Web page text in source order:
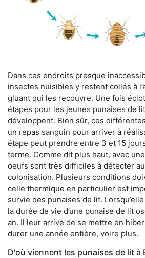
Dans ces endroits presque
insectes nuisibles y restent collés à
gluant qui les recouvre. Une fois
étapes pour les jeunes punaises de
développent. Bien sûr, ces
un repas sanguin pour arriver à
étape peut prendre entre 3 et 15
terme. Comme dit plus haut, avec
oeufs sont très difficiles à détecter
colonisation. Plusieurs conditions
celle thermique en particulier est
survie des punaises de lit.
la durée de vie d’une punaise de lit
an. Il leur arrive de se mettre en
durer une année entière, voire plus.
D'où viennent les punaises de lit à